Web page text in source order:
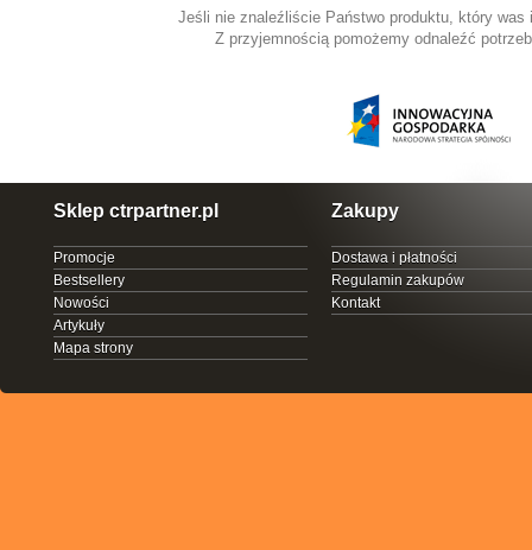
Jeśli nie znaleźliście Państwo produktu, który
Z przyjemnością pomożemy odnaleźć
Sklep ctrpartner.pl
Promocje
Bestsellery
Nowości
Artykuły
Mapa strony
Zakupy
Dostawa i płatności
Regulamin zakupów
Kontakt